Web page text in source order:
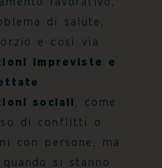
lavorativo,
di salute,
e così via
impreviste e
sociali , come
di conflitti o
con persone, ma
quando si stanno